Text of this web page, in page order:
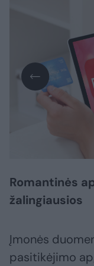
Romantinės
žalingiausios
Įmonės
pasitikėjimo